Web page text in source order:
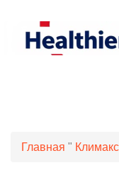
Главная " Климакс